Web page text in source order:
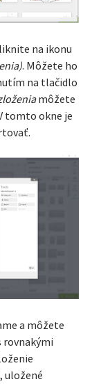
na ikonu
. Môžete ho
na tlačidlo
môžete
tomto okne je
a môžete
rovnakými
uložené